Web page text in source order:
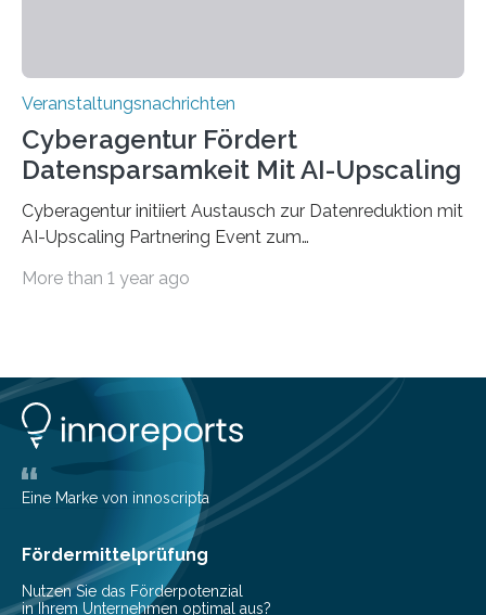
Veranstaltungsnachrichten
Cyberagentur Fördert
Datensparsamkeit Mit AI-Upscaling
Cyberagentur initiiert Austausch zur Datenreduktion mit
AI-Upscaling Partnering Event zum
innovative DatenverarbeitungDie Agentur für
Entwicklung von Technologien zur gezielten
Datenreduktion und Rekonstruktion in schwierigen
Kommunikationsumgebungen. Das Event dient der
Vernetzung potenzieller Forschungspartner und der
Vorbereitung der Programmausschreibung. Die
Cyberagentur organisiert am 25. März 2025, von 14:00
bis 16:00 Uhr, ein virtuelles Partnering Event zum
Forschungsprogramm „Datenrekonstruktion…
More than 1 year ago
Eine Marke von innoscripta
Fördermittelprüfung
Nutzen Sie das Förderpotenzial
in Ihrem Unternehmen optimal aus?